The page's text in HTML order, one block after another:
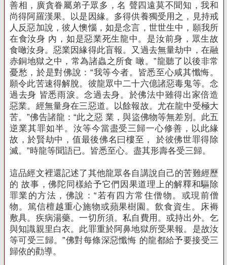
善相，廣貪眷屬弟子眾多，名 聲四遠莫不聞知，我和
尚得阿羅漢果。以是因緣。多得供養獨受用之，見持戒
人反惡加說，彼人懊惱，如是念言，世世生中，願我所
在食汝身 內，如是惡業死生龍中。是汝前身，眾生故
食噉汝身。惡業因緣得此盲報。又 過去無量劫中，在融
赤銅地獄之中，常為諸蟲之所食 噉。”龍聽了以後非常
憂愁，於是對佛說：“我等今者。皆悉至心咸其懺悔。
願令此苦速得解脫。彼龍眾中二十六億諸惡毒鬼等。念
過去身 皆悉雨淚。念過去身。於佛法中雖得出家倍造
惡業。經無量身在三惡道。 以餘報故。尤在龍中受極大
苦。”佛告諸龍：“此之惡 業，與盜佛物等無差別。此五
逆業其罪如半。汝等今當盡受三歸一心修善，以此緣
故，於賢劫中，值最後佛名曰樓至， 於彼佛世罪得除
滅。”時龍等聞語已。 皆悉至心。 盡其形壽各受三歸。
這品經文裡還記述了其他龍眾各自講說自己的苦難經歷
的 故事，佛陀同樣給予它們因果道理上的解釋和驅除
罪業的方法，佛說：“若有四方常住僧物。或現前僧
物。篤信檀越重心施物或蘋果樹園。飲食資生。床褥
敷具。疾病湯藥。一切所須。私自費用。或持出外。乞
與知識親里白衣。此罪重於阿鼻地獄所受果報。是故汝
等可受三歸。”佛對每條深惡懺悔 的龍都給予要接受三
歸依的勸導。